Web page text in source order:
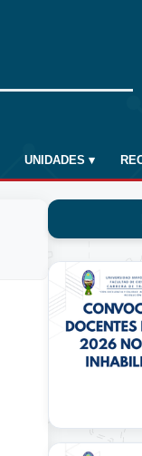
UNIDADES ▾